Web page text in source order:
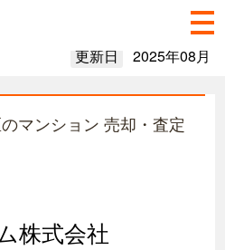
更新日 2025年08月
マンション 売却・査定
株式会社